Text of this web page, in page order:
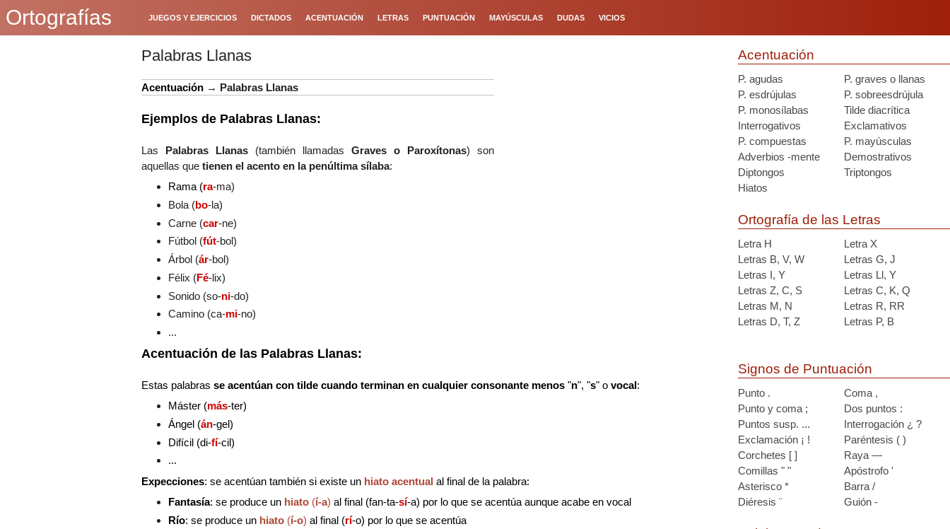
Ortografías JUEGOS Y EJERCICIOS DICTADOS ACENTUACIÓN LETRAS PUNTUACIÓN MAYÚSCULAS DUDAS VICIOS
Palabras Llanas
Acentuación → Palabras Llanas
Ejemplos de Palabras Llanas:
Las Palabras Llanas (también llamadas Graves o Paroxítonas)
son
aquellas que tienen el acento en la penúltima sílaba:
Rama (ra-ma)
Bola (bo-la)
Carne (car-ne)
Fútbol (fút-bol)
Árbol (ár-bol)
Félix (Fé-lix)
Sonido (so-ni-do)
Camino (ca-mi-no)
...
Acentuación de las Palabras Llanas:
Estas palabras se acentúan con tilde cuando terminan en cualquier consonante menos "n", "s" o vocal:
Máster (más-ter)
Ángel (án-gel)
Difícil (di-fí-cil)
...
Expecciones: se acentúan también si existe un hiato acentual al final de la palabra:
Fantasía: se produce un hiato (í-a) al final (fan-ta-sí-a) por lo que se acentúa aunque acabe en vocal
Río: se produce un hiato (í-o) al final (rí-o) por lo que se acentúa
Acentuación
P. agudas
P. graves o llanas
P. esdrújulas
P. sobreesdrújula
P. monosílabas
Tilde diacrítica
Interrogativos
Exclamativos
P. compuestas
P. mayúsculas
Adverbios -mente
Demostrativos
Diptongos
Triptongos
Hiatos
Ortografía de las Letras
Letra H
Letra X
Letras B, V, W
Letras G, J
Letras I, Y
Letras Ll, Y
Letras Z, C, S
Letras C, K, Q
Letras M, N
Letras R, RR
Letras D, T, Z
Letras P, B
Signos de Puntuación
Punto .
Coma ,
Punto y coma ;
Dos puntos :
Puntos susp. ...
Interrogación ¿ ?
Exclamación ¡ !
Paréntesis ( )
Corchetes [ ]
Raya —
Comillas " "
Apóstrofo '
Asterisco *
Barra /
Diéresis ¨
Guión -